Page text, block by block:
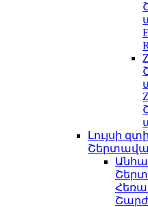
Լույսի